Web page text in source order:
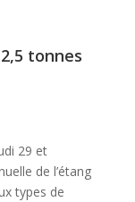
tonnes
29 et
de l’étang
types de